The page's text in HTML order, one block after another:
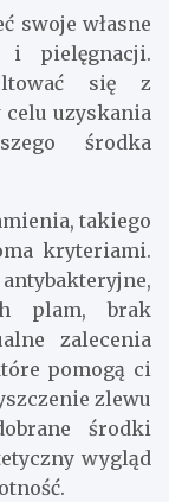
swoje własne
i pielęgnacji.
się z
celu uzyskania
środka
takiego
kryteriami.
plam, brak
zalecenia
pomogą ci
zlewu
środki
wygląd